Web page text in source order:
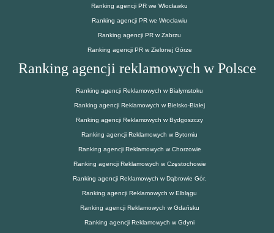
Ranking agencji PR we Włocławku
Ranking agencji PR we Wrocławiu
Ranking agencji PR w Zabrzu
Ranking agencji PR w Zielonej Górze
Ranking agencji reklamowych w Polsce
Ranking agencji Reklamowych w Białymstoku
Ranking agencji Reklamowych w Bielsko-Białej
Ranking agencji Reklamowych w Bydgoszczy
Ranking agencji Reklamowych w Bytomiu
Ranking agencji Reklamowych w Chorzowie
Ranking agencji Reklamowych w Częstochowie
Ranking agencji Reklamowych w Dąbrowie Gór.
Ranking agencji Reklamowych w Elblągu
Ranking agencji Reklamowych w Gdańsku
Ranking agencji Reklamowych w Gdyni